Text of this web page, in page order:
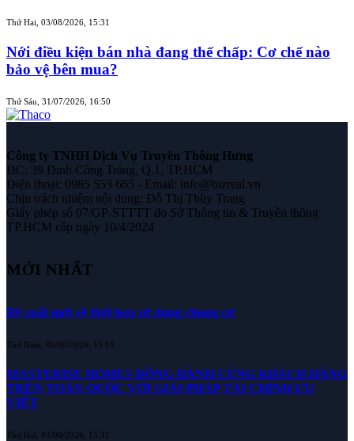
Thứ Hai, 03/08/2026, 15:31
Nới điều kiện bán nhà đang thế chấp: Cơ chế nào
bảo vệ bên mua?
Thứ Sáu, 31/07/2026, 16:50
Công ty TNHH Dịch Vụ Truyền Thông Hưng
ĐC: 39 Đinh Công Tráng, Q.1, TP.HCM
Điện thoại: 0985 553 665 - Email: info@bizreal.vn
Chịu trách nhiệm nội dung: Đỗ Thị Thùy Trang
Giấy phép số 07/GP-STTTT do Sở Thông tin & Truyền thông
TP.HCM cấp ngày 10/4/2024
MỚI NHẤT
Đề xuất mới về thời hạn sử dụng chung cư
Thứ Năm, 06/08/2026, 15:19
MASTERISE HOMES ĐỒNG HÀNH CÙNG KHÁCH HÀNG
TRÊN TOÀN QUỐC VỚI GIẢI PHÁP TÀI CHÍNH ƯU
VIỆT
Thứ Hai, 03/08/2026, 15:31